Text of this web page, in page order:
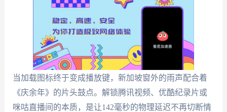
当加载图标终于变成播放键，新加坡窗外的雨声配合着
《庆余年》的片头鼓点。解锁腾讯视频、优酷纪录片或
咪咕直播间的本质，是让142毫秒的物理延迟不再切断情